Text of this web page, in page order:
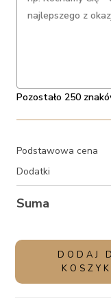
Pozostało 250
Podstawowa cena
Dodatki
Suma
ilość
różowe
DODAJ